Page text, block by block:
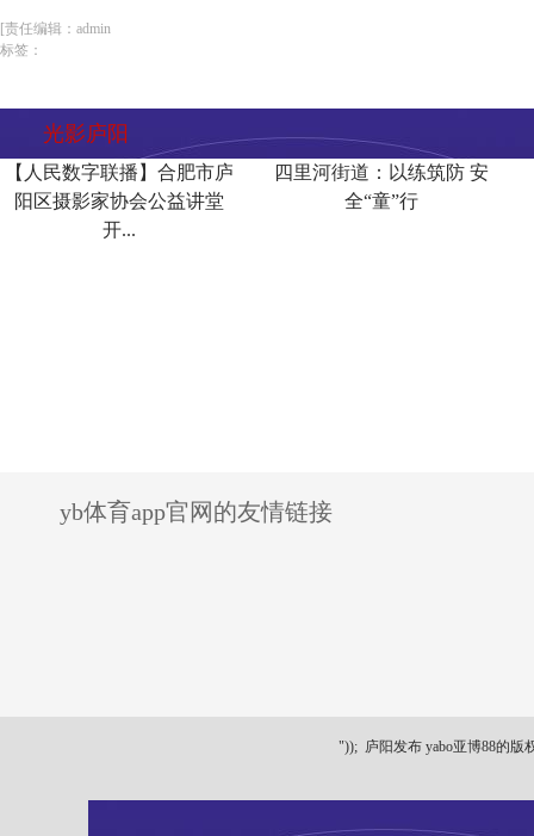
[责任编辑：admin
标签：
光影庐阳
【人民数字联播】合肥市庐
阳区摄影家协会公益讲堂
开...
四里河街道：以练筑防 安
全“童”行
yb体育app官网的友情链接
")); 庐阳发布 yabo亚博88的版